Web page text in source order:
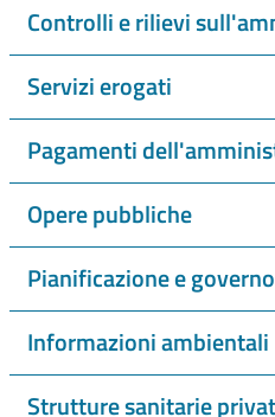
Controlli e rilievi
Servizi erogati
Pagamenti
Opere pubbliche
Pianificazione e
Informazioni ambientali
Strutture sanitarie